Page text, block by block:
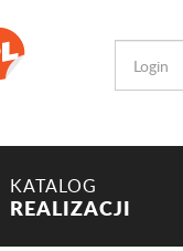
KATALOG
REALIZACJI